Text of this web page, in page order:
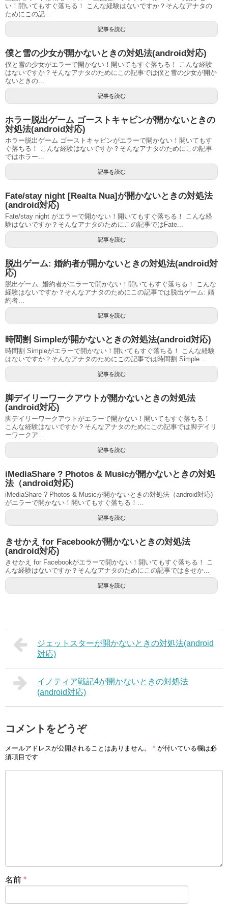
い！開いてもすぐ落ちる！ こんな経験はないですか？そんなアナタの
ためにこの記...
記事を読む
僕と雪の少女が開かないときの対処法(android対応)
僕と雪の少女がエラーで開かない！開いてもすぐ落ちる！ こんな経験
はないですか？そんなアナタのためにこの記事では僕と雪の少女が開か
ないときの...
記事を読む
ホラー脱出ゲーム ゴーストキャビンが開かないときの
対処法(android対応)
ホラー脱出ゲーム ゴーストキャビンがエラーで開かない！開いてもす
ぐ落ちる！ こんな経験はないですか？そんなアナタのためにこの記事
ではホラー...
記事を読む
Fate/stay night [Realta Nua]が開かないときの対処法
(android対応)
Fate/stay night がエラーで開かない！開いてもすぐ落ちる！ こんな経
験はないですか？そんなアナタのためにこの記事ではFate...
記事を読む
脱出ゲーム: 婚約者が開かないときの対処法(android対
応)
脱出ゲーム: 婚約者がエラーで開かない！開いてもすぐ落ちる！ こんな
経験はないですか？そんなアナタのためにこの記事では脱出ゲーム: 婚
約者...
記事を読む
時間割 Simpleが開かないときの対処法(android対応)
時間割 Simpleがエラーで開かない！開いてもすぐ落ちる！ こんな経験
はないですか？そんなアナタのためにこの記事では時間割 Simple...
記事を読む
脚デイリーワークアウトが開かないときの対処法
(android対応)
脚デイリーワークアウトがエラーで開かない！開いてもすぐ落ちる！
こんな経験はないですか？そんなアナタのためにこの記事では脚デイリ
ーワークア...
記事を読む
iMediaShare ? Photos & Musicが開かないときの対処
法（android対応)
iMediaShare ? Photos & Musicが開かないときの対処法（android対応)
がエラーで開かない！開いてもすぐ落ちる！...
記事を読む
きせかえ for Facebookが開かないときの対処法
(android対応)
きせかえ for Facebookがエラーで開かない！開いてもすぐ落ちる！ こ
んな経験はないですか？そんなアナタのためにこの記事ではきせか...
記事を読む
ジェットスターが開かないときの対処法(android
対応)
イノティア戦記4が開かないときの対処法
(android対応)
コメントをどうぞ
メールアドレスが公開されることはありません。 * が付いている欄は必
須項目です
名前 *